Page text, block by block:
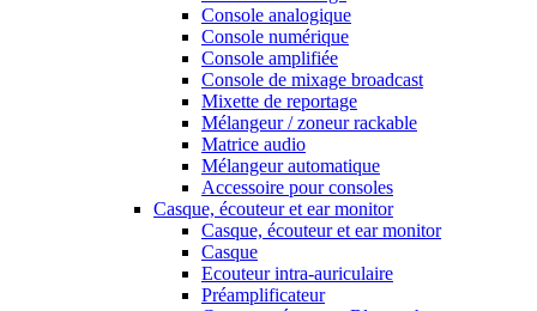
Console analogique
Console numérique
Console amplifiée
Console de mixage broadcast
Mixette de reportage
Mélangeur / zoneur rackable
Matrice audio
Mélangeur automatique
Accessoire pour consoles
Casque, écouteur et ear monitor
Casque, écouteur et ear monitor
Casque
Ecouteur intra-auriculaire
Préamplificateur